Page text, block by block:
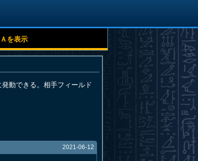
を表示
動できる。相手フィールド
2021-06-12